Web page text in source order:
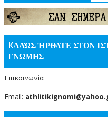
KΑΛΏΣ ΉΡΘΑΤΕ ΣΤΟΝ
ΓΝΩΜΗΣ
Επικοινωνία
Email: